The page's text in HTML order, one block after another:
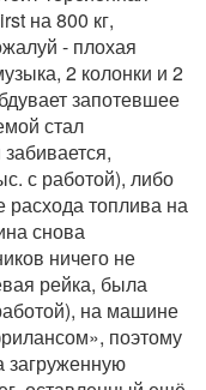
на 800 кг,
- плохая
2 колонки и 2
запотевшее
стал
с работой), либо
расхода топлива на
снова
ничего не
рейка, была
на машине
поэтому
загруженную